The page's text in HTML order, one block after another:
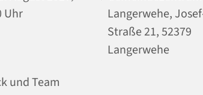
Uhr
Langerwehe,
Straße 21, 52379
Langerwehe
und Team